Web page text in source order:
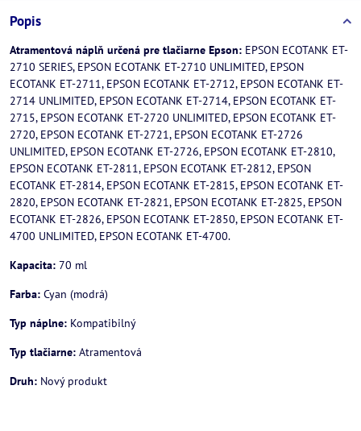
Popis
Atramentová náplň určená pre tlačiarne Epson: EPSON ECOTANK ET-
2710 SERIES, EPSON ECOTANK ET-2710 UNLIMITED, EPSON
ECOTANK ET-2711, EPSON ECOTANK ET-2712, EPSON ECOTANK ET-
2714 UNLIMITED, EPSON ECOTANK ET-2714, EPSON ECOTANK ET-
2715, EPSON ECOTANK ET-2720 UNLIMITED, EPSON ECOTANK ET-
2720, EPSON ECOTANK ET-2721, EPSON ECOTANK ET-2726
UNLIMITED, EPSON ECOTANK ET-2726, EPSON ECOTANK ET-2810,
EPSON ECOTANK ET-2811, EPSON ECOTANK ET-2812, EPSON
ECOTANK ET-2814, EPSON ECOTANK ET-2815, EPSON ECOTANK ET-
2820, EPSON ECOTANK ET-2821, EPSON ECOTANK ET-2825, EPSON
ECOTANK ET-2826, EPSON ECOTANK ET-2850, EPSON ECOTANK ET-
4700 UNLIMITED, EPSON ECOTANK ET-4700.
Kapacita: 70 ml
Farba: Cyan (modrá)
Typ náplne: Kompatibilný
Typ tlačiarne: Atramentová
Druh: Nový produkt